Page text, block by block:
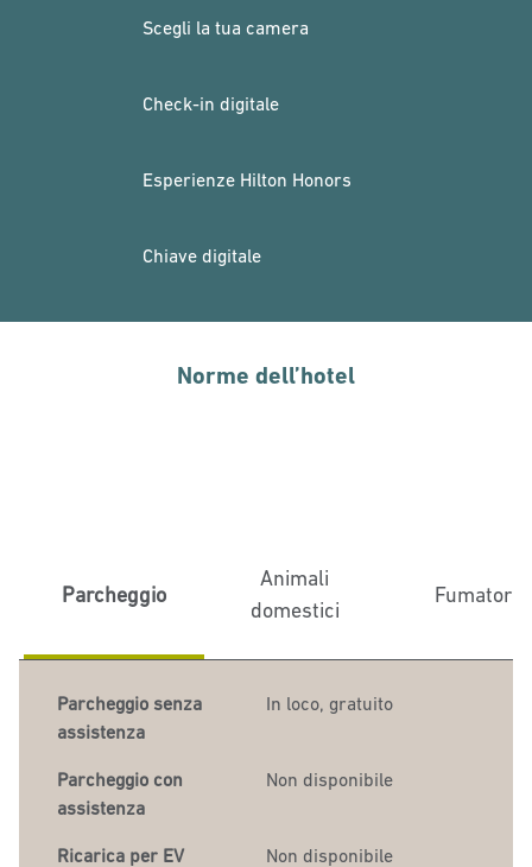
Scegli la tua camera
Check-in digitale
Esperienze Hilton Honors
Chiave digitale
Norme dell’hotel
Parcheggio
Animali
domestici
Fumatori
Parcheggio senza
assistenza
In loco, gratuito
Parcheggio con
assistenza
Non disponibile
Ricarica per EV Non disponibile